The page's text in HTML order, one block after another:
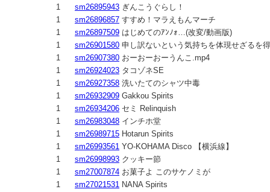
1
sm26895943 ぎんこうぐらし！
1
sm26896857 すすめ！マラえもんマーチ
1
sm26897509 はじめてのｱﾝﾉｫ…(改変/動画版)
1
sm26901580 申し訳ないという気持ちを体現せざるを
1
sm26907380 おーおーおーうんこ.mp4
1
sm26924023 タコゾネSE
1
sm26927358 洗いたてのシャツ中毒
1
sm26932909 Gakkou Spirits
1
sm26934206 セミ Relinquish
1
sm26983048 インチホ堂
1
sm26989715 Hotarun Spirits
1
sm26993561 YO-KOHAMA Disco 【横浜線】
1
sm26998993 クッキー節
1
sm27007874 お菓子よ このサケノミが
1
sm27021531 NANA Spirits